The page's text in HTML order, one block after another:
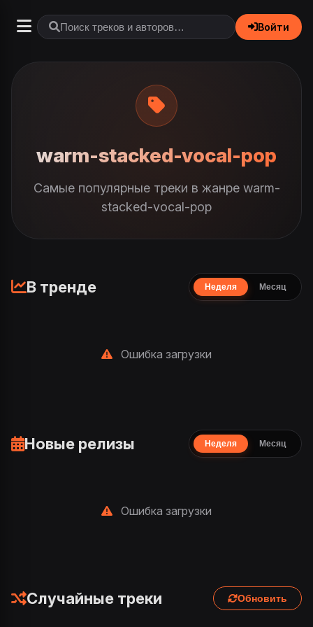
Войти
warm-stacked-vocal-pop
Самые популярные треки в жанре warm-
stacked-vocal-pop
В тренде Неделя Месяц
Ошибка загрузки
Новые релизы Неделя Месяц
Ошибка загрузки
Случайные треки Обновить